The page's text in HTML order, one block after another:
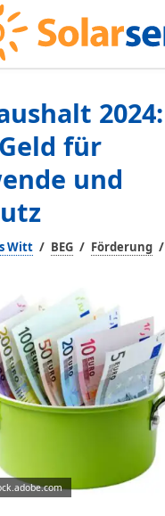
2024:
für
und
Witt / BEG / Förderung /